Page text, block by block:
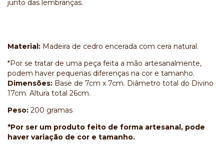
junto das lembranças.
Material: Madeira de cedro encerada com cera natural.
*Por se tratar de uma peça feita a mão artesanalmente,
podem haver pequenas diferenças na cor e tamanho.
Dimensões: Base de 7cm x 7cm. Diâmetro total do Divino
17cm. Altura total 26cm.
Peso: 200 gramas
*Por ser um produto feito de forma artesanal, pode
haver variação de cor e tamanho.